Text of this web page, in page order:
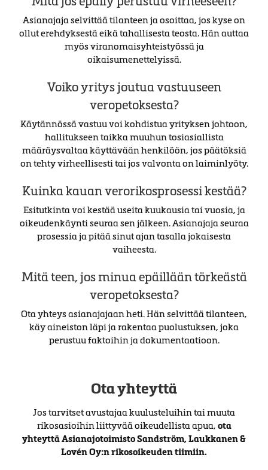
Asianajaja selvittää tilanteen ja osoittaa, jos kyse on
ollut erehdyksestä eikä tahallisesta teosta. Hän auttaa
myös viranomaisyhteistyössä ja
oikaisumenettelyissä.
Voiko yritys joutua vastuuseen
veropetoksesta?
Käytännössä vastuu voi kohdistua yrityksen johtoon,
hallitukseen taikka muuhun tosiasiallista
määräysvaltaa käyttävään henkilöön, jos päätöksiä
on tehty virheellisesti tai jos valvonta on laiminlyöty.
Kuinka kauan verorikosprosessi kestää?
Esitutkinta voi kestää useita kuukausia tai vuosia, ja
oikeudenkäynti seuraa sen jälkeen. Asianajaja seuraa
prosessia ja pitää sinut ajan tasalla jokaisesta
vaiheesta.
Mitä teen, jos minua epäillään törkeästä
veropetoksesta?
Ota yhteys asianajajaan heti. Hän selvittää tilanteen,
käy aineiston läpi ja rakentaa puolustuksen, joka
perustuu faktoihin ja dokumentaatioon.
Ota yhteyttä
Jos tarvitset avustajaa kuulusteluihin tai muuta
rikosasioihin liittyvää oikeudellista apua, ota
yhteyttä Asianajotoimisto Sandström, Laukkanen &
Lovén Oy:n rikosoikeuden tiimiin.